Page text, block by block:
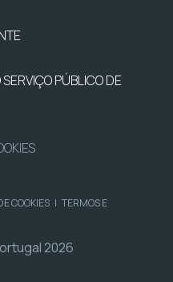
PÚBLICO DE
COOKIES | TERMOS E
2026